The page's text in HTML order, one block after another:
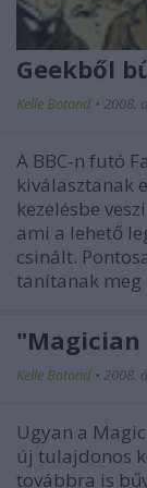
Geekből
Kelle Botond • 2008.
A BBC-n futó
kiválasztanak
kezelésbe
ami a lehető
csinált.
tanítanak
"Magician
Kelle Botond • 2008.
Ugyan a
új tulajdonos
továbbra is